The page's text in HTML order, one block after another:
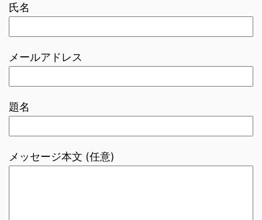
氏名
メールアドレス
題名
メッセージ本文 (任意)